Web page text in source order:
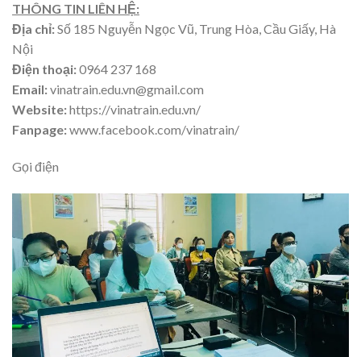
THÔNG TIN LIÊN HỆ:
Địa chỉ:Số 185 Nguyễn Ngọc Vũ, Trung Hòa, Cầu Giấy, Hà
Nội
Điện thoại:0964 237 168
Email:vinatrain.edu.vn@gmail.com
Website:https://vinatrain.edu.vn/
Fanpage:www.facebook.com/vinatrain/
Gọi điện